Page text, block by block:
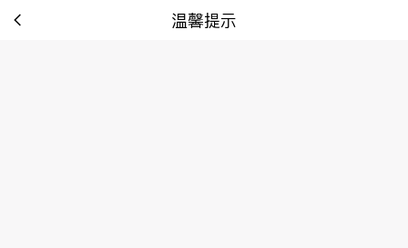
温馨提示